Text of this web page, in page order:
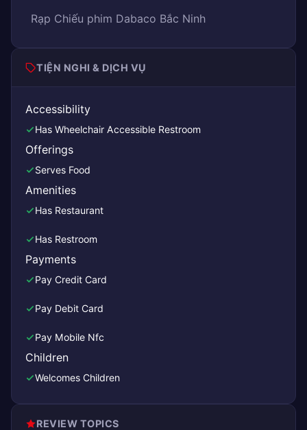
Rạp Chiếu phim Dabaco Bắc Ninh
TIỆN NGHI & DỊCH VỤ
Accessibility
Has Wheelchair Accessible Restroom
Offerings
Serves Food
Amenities
Has Restaurant
Has Restroom
Payments
Pay Credit Card
Pay Debit Card
Pay Mobile Nfc
Children
Welcomes Children
REVIEW TOPICS